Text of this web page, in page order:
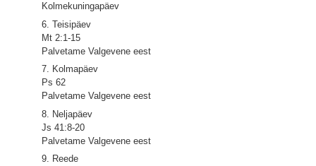
Kolmekuningapäev
6. Teisipäev
Mt 2:1-15
Palvetame Valgevene eest
7. Kolmapäev
Ps 62
Palvetame Valgevene eest
8. Neljapäev
Js 41:8-20
Palvetame Valgevene eest
9. Reede